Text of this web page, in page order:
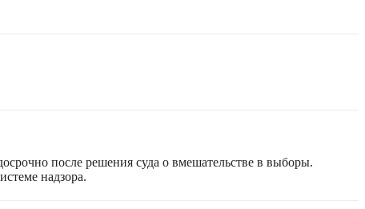
после решения суда о вмешательстве в выборы.
надзора.